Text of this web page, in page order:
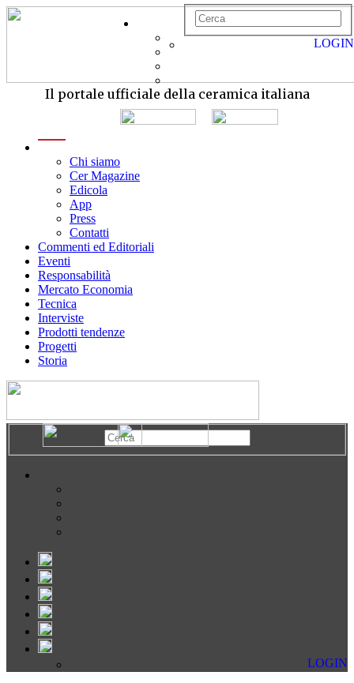
Il portale ufficiale della ceramica italiana
Chi siamo
Cer Magazine
Edicola
App
Press
Contatti
Commenti ed Editoriali
Eventi
Responsabilità
Mercato Economia
Tecnica
Interviste
Prodotti tendenze
Progetti
Storia
LOGIN
LOGIN